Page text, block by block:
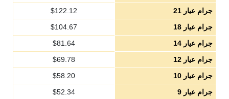
جرام عيار 21
$122.12
جرام عيار 18
$104.67
جرام عيار 14
$81.64
جرام عيار 12
$69.78
جرام عيار 10
$58.20
جرام عيار 9
$52.34